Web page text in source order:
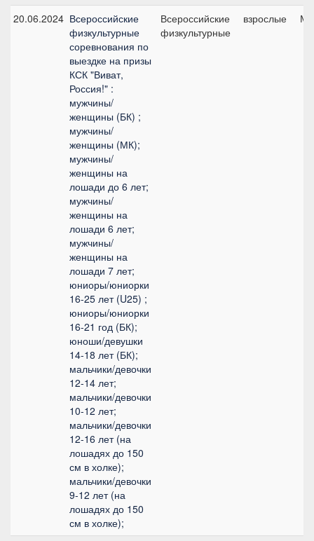
20.06.2024 Всероссийские
физкультурные
соревнования по
выездке на призы
КСК "Виват,
Россия!" :
мужчины/
женщины (БК) ;
мужчины/
женщины (МК);
мужчины/
женщины на
лошади до 6 лет;
мужчины/
женщины на
лошади 6 лет;
мужчины/
женщины на
лошади 7 лет;
юниоры/юниорки
16-25 лет (U25) ;
юниоры/юниорки
16-21 год (БК);
юноши/девушки
14-18 лет (БК);
мальчики/девочки
12-14 лет;
мальчики/девочки
10-12 лет;
мальчики/девочки
12-16 лет (на
лошадях до 150
см в холке);
мальчики/девочки
9-12 лет (на
лошадях до 150
см в холке);
Всероссийские
физкультурные
взрослые